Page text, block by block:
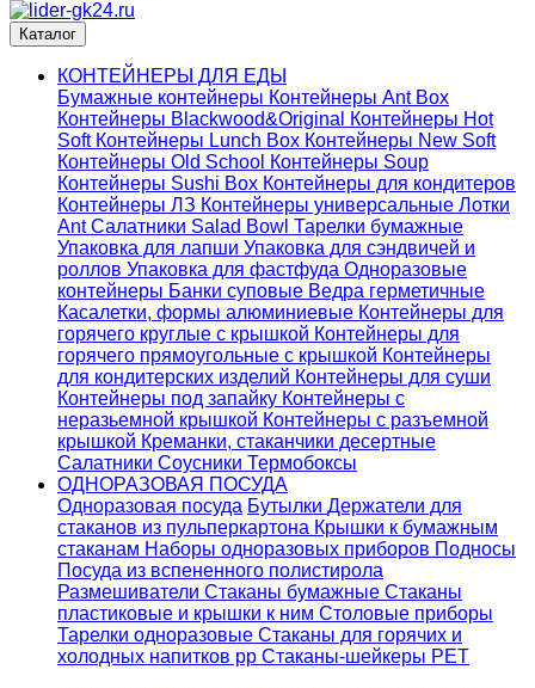
Каталог
КОНТЕЙНЕРЫ ДЛЯ ЕДЫ
Бумажные контейнеры Контейнеры Ant Box
Контейнеры Blackwood&Original
Контейнеры Hot
Soft Контейнеры Lunch Box Контейнеры New Soft
Контейнеры Old School Контейнеры Soup
Контейнеры Sushi Box Контейнеры для кондитеров
Контейнеры ЛЗ Контейнеры универсальные Лотки
AntСалатники Salad Bowl Тарелки бумажные
Упаковка для лапши Упаковка для сэндвичей и
роллов Упаковка для фастфуда Одноразовые
контейнеры Банки суповые Ведра герметичные
Касалетки, формы алюминиевые Контейнеры для
горячего круглые с крышкой Контейнеры для
горячего прямоугольные с крышкой Контейнеры
для кондитерских изделий Контейнеры для суши
Контейнеры под запайку Контейнеры с
неразьемной крышкой Контейнеры с разъемной
крышкой Креманки, стаканчики десертные
Салатники Соусники Термобоксы
ОДНОРАЗОВАЯ ПОСУДА
Одноразовая посуда Бутылки Держатели для
стаканов из пульперкартона Крышки к бумажным
стаканам Наборы одноразовых приборов Подносы
Посуда из вспененного полистирола
Размешиватели Стаканы бумажные Стаканы
пластиковые и крышки к ним Столовые приборы
Тарелки одноразовые Стаканы для горячих и
холодных напитков pp Стаканы-шейкеры PET